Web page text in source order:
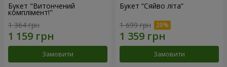
Букет "Витончений
комплімент!"
1 364 грн
Замовити
Букет “Сяйво літа”
1 699 грн
Замовити